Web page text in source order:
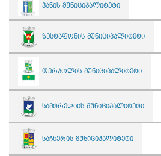
ვანის მუნიციპალიტეტი
ზესტაფონის მუნიციპალიტეტი
თერჯოლის მუნიციპალიტეტი
სამტრედიის მუნიციპალიტეტი
საჩხერის მუნიციპალიტეტი